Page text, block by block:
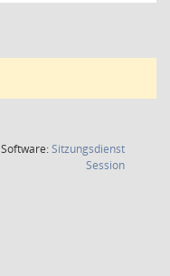
Software:Sitzungsdienst
Session(Wird in